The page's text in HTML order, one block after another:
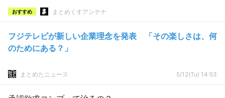
おすすめ まとめくすアンテナ
フジテレビが新しい企業理念を発表 「その楽しさは、何
のためにある？」
まとめたニュース 5/12(Tu) 14:53